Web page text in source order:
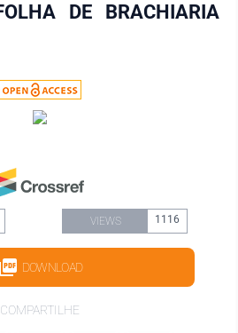
DE BRACHIARIA
VIEWS 1116
DOWNLOAD
COMPARTILHE